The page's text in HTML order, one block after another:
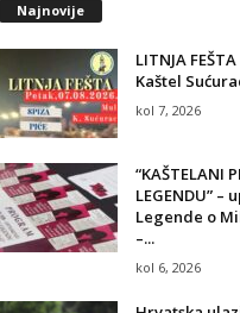
Najnovije
LITNJA
Kaštel
kol 7, 2026
“KAŠTELANI
LEGENDU” –
Legende o
–...
kol 6, 2026